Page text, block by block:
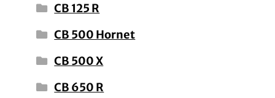
CB 125 R
CB 500 Hornet
CB 500 X
CB 650 R